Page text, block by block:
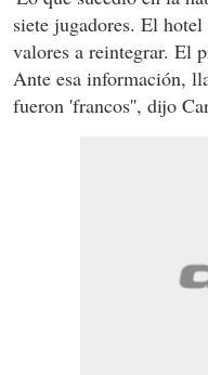
siete jugadores. El
valores a reintegrar. El
Ante esa información,
fueron 'francos'', dijo